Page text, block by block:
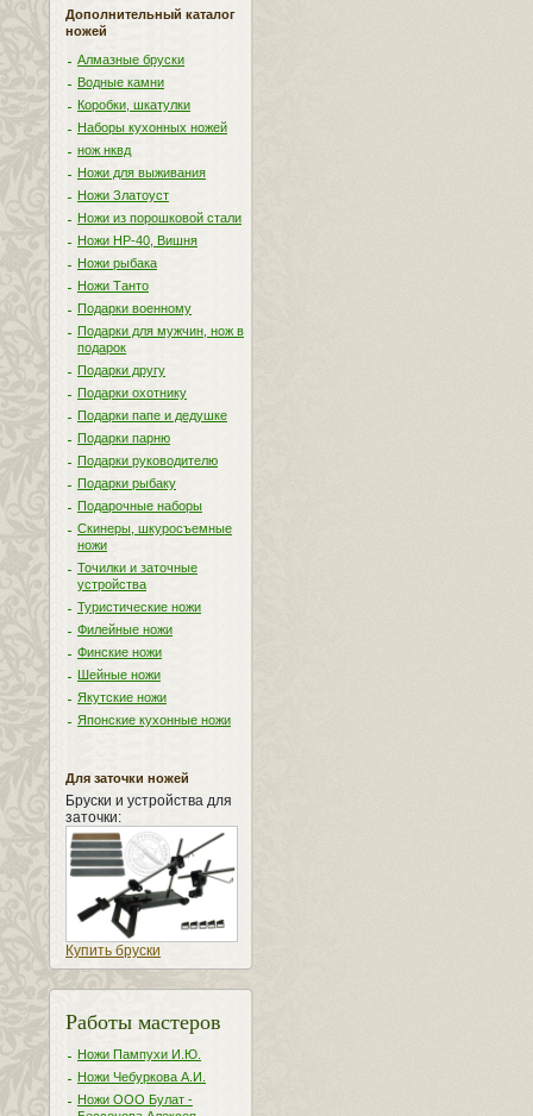
Дополнительный каталог
ножей
Алмазные бруски
Водные камни
Коробки, шкатулки
Наборы кухонных ножей
нож нквд
Ножи для выживания
Ножи Златоуст
Ножи из порошковой стали
Ножи НР-40, Вишня
Ножи рыбака
Ножи Танто
Подарки военному
Подарки для мужчин, нож в
подарок
Подарки другу
Подарки охотнику
Подарки папе и дедушке
Подарки парню
Подарки руководителю
Подарки рыбаку
Подарочные наборы
Скинеры, шкуросъемные
ножи
Точилки и заточные
устройства
Туристические ножи
Филейные ножи
Финские ножи
Шейные ножи
Якутские ножи
Японские кухонные ножи
Для заточки ножей
Бруски и устройства для
заточки:
Купить бруски
Работы мастеров
Ножи Пампухи И.Ю.
Ножи Чебуркова А.И.
Ножи ООО Булат -